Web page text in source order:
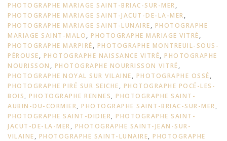
PHOTOGRAPHE MARIAGE SAINT-BRIAC-SUR-MER,
PHOTOGRAPHE MARIAGE SAINT-JACUT-DE-LA-MER,
PHOTOGRAPHE MARIAGE SAINT-LUNAIRE, PHOTOGRAPHE
MARIAGE SAINT-MALO, PHOTOGRAPHE MARIAGE VITRÉ,
PHOTOGRAPHE MARPIRÉ, PHOTOGRAPHE MONTREUIL-SOUS-
PÉROUSE, PHOTOGRAPHE NAISSANCE VITRÉ, PHOTOGRAPHE
NOURISSON , PHOTOGRAPHE NOURRISSON VITRÉ,
PHOTOGRAPHE NOYAL SUR VILAINE, PHOTOGRAPHE OSSÉ,
PHOTOGRAPHE PIRÉ SUR SEICHE, PHOTOGRAPHE POCÉ-LES-
BOIS, PHOTOGRAPHE RENNES, PHOTOGRAPHE SAINT-
AUBIN-DU-CORMIER, PHOTOGRAPHE SAINT-BRIAC-SUR-MER,
PHOTOGRAPHE SAINT-DIDIER, PHOTOGRAPHE SAINT-
JACUT-DE-LA-MER, PHOTOGRAPHE SAINT-JEAN-SUR-
VILAINE, PHOTOGRAPHE SAINT-LUNAIRE, PHOTOGRAPHE